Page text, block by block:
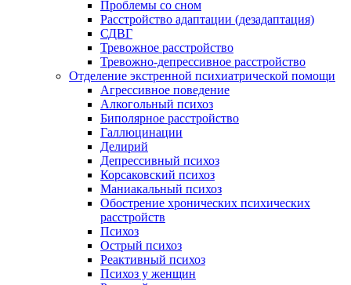
Проблемы со сном
Расстройство адаптации (дезадаптация)
СДВГ
Тревожное расстройство
Тревожно-депрессивное расстройство
Отделение экстренной психиатрической помощи
Агрессивное поведение
Алкогольный психоз
Биполярное расстройство
Галлюцинации
Делирий
Депрессивный психоз
Корсаковский психоз
Маниакальный психоз
Обострение хронических психических
расстройств
Психоз
Острый психоз
Реактивный психоз
Психоз у женщин